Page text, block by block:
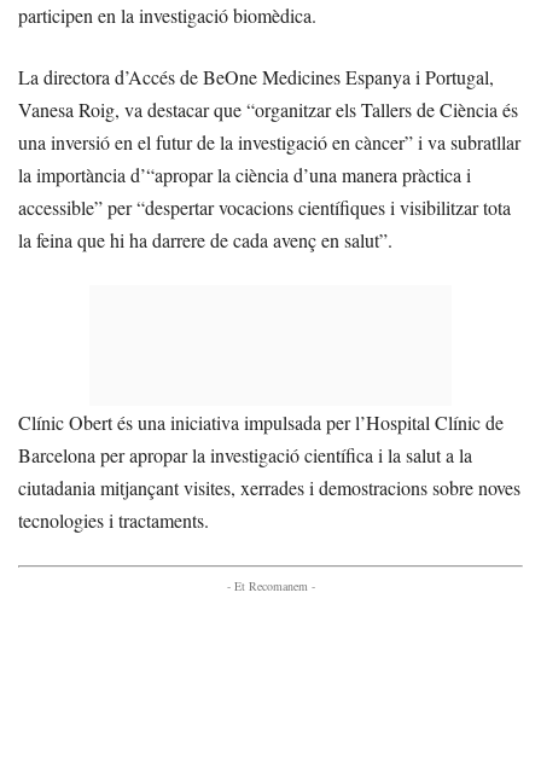
participen en la investigació biomèdica.
La directora d’Accés de BeOne Medicines Espanya i Portugal,
Vanesa Roig, va destacar que “organitzar els Tallers de Ciència és
una inversió en el futur de la investigació en càncer” i va subratllar
la importància d’“apropar la ciència d’una manera pràctica i
accessible” per “despertar vocacions científiques i visibilitzar tota
la feina que hi ha darrere de cada avenç en salut”.
Clínic Obert és una iniciativa impulsada per l’Hospital Clínic de
Barcelona per apropar la investigació científica i la salut a la
ciutadania mitjançant visites, xerrades i demostracions sobre noves
tecnologies i tractaments.
- Et Recomanem -